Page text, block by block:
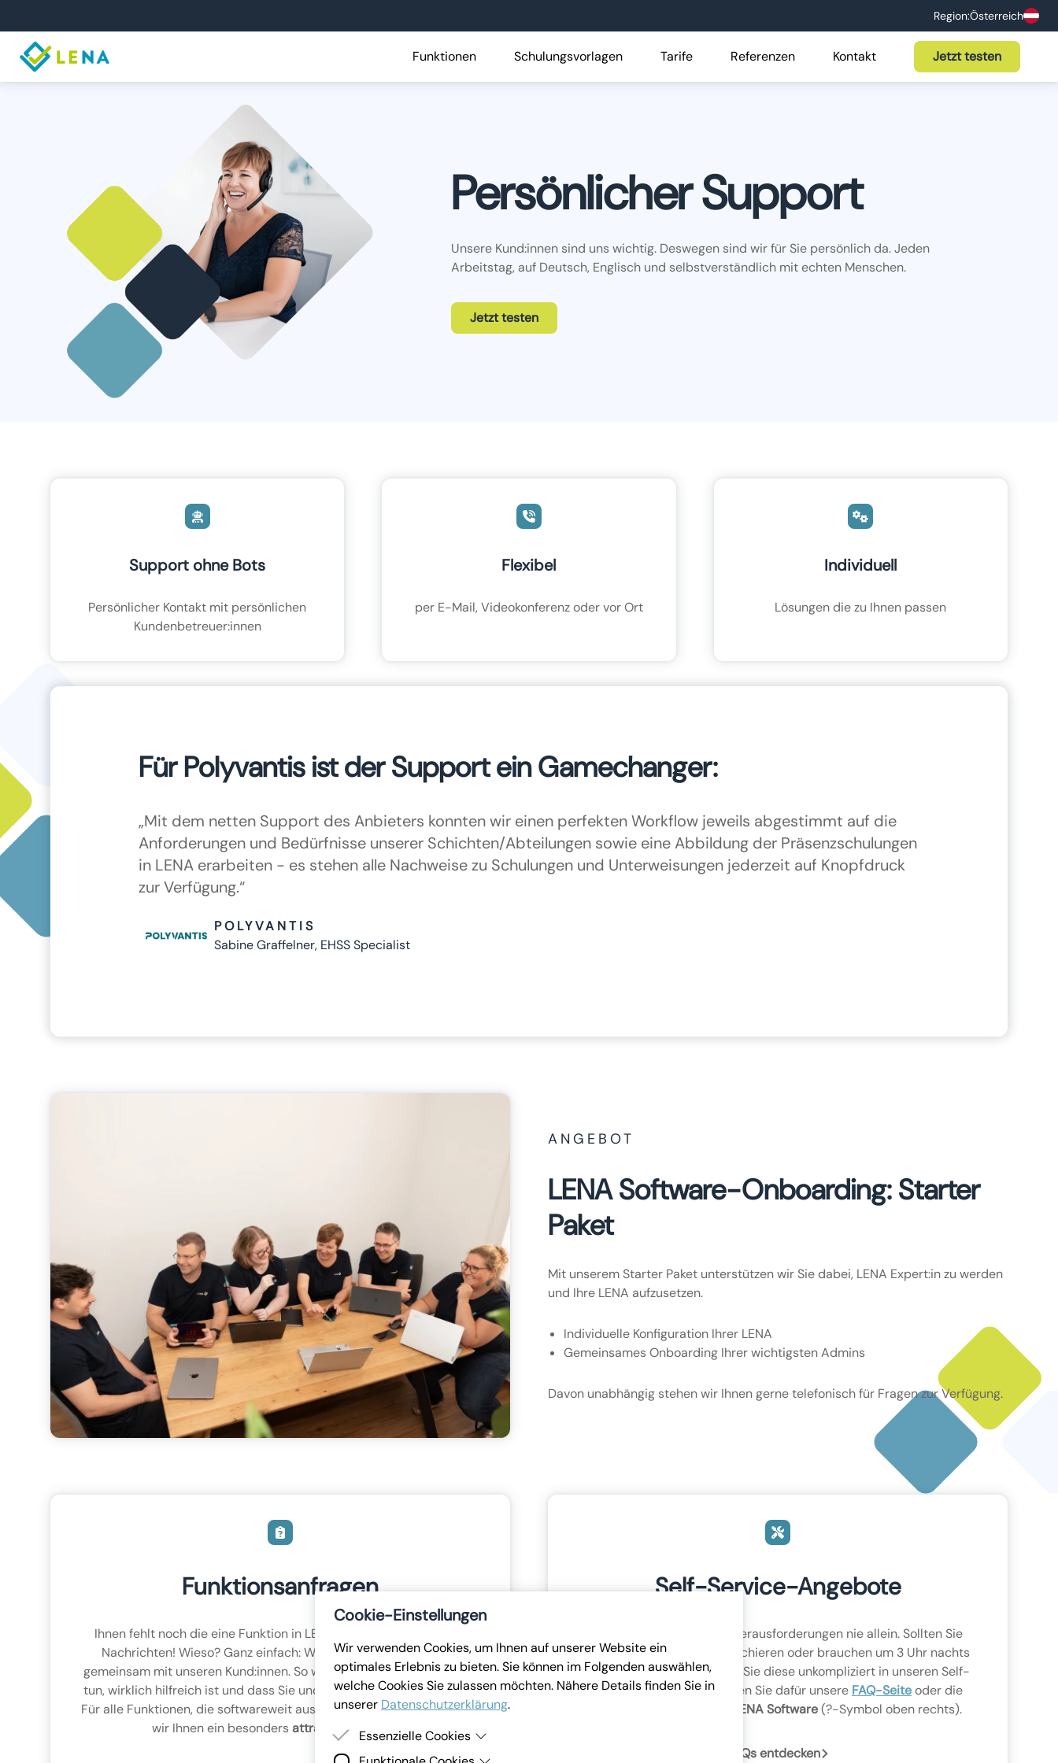
Region:Österreich
Funktionen Schulungsvorlagen Tarife Referenzen Kontakt Jetzt testen
Persönlicher Support
Unsere Kund:innen sind uns wichtig. Deswegen sind wir für Sie persönlich da. Jeden
Arbeitstag, auf Deutsch, Englisch und selbstverständlich mit echten Menschen.
Jetzt testen
Support ohne Bots
Persönlicher Kontakt mit persönlichen
Kundenbetreuer:innen
Flexibel
per E-Mail, Videokonferenz oder vor Ort
Individuell
Lösungen die zu Ihnen passen
Für Polyvantis ist der Support ein Gamechanger:
„Mit dem netten Support des Anbieters konnten wir einen perfekten Workflow jeweils abgestimmt auf die
Anforderungen und Bedürfnisse unserer Schichten/Abteilungen sowie eine Abbildung der Präsenzschulungen
in LENA erarbeiten - es stehen alle Nachweise zu Schulungen und Unterweisungen jederzeit auf Knopfdruck
zur Verfügung.“
POLYVANTIS
Sabine Graffelner, EHSS Specialist
ANGEBOT
LENA Software-Onboarding: Starter
Paket
Mit unserem Starter Paket unterstützen wir Sie dabei, LENA Expert:in zu werden
und Ihre LENA aufzusetzen.
Individuelle Konfiguration Ihrer LENA
Gemeinsames Onboarding Ihrer wichtigsten Admins
Davon unabhängig stehen wir Ihnen gerne telefonisch für Fragen zur Verfügung.
Funktionsanfragen
Ihnen fehlt noch die eine Funktion in LENA? Das sind wundervolle
Nachrichten! Wieso? Ganz einfach: Wir entwickeln am liebsten
gemeinsam mit unseren Kund:innen. So wissen wir, dass das, was wir
tun, wirklich hilfreich ist und dass Sie und Ihr Team davon profitieren.
Für alle Funktionen, die softwareweit ausgerollt werden können, legen
wir Ihnen ein besondersattraktives Angebot
Self-Service-Angebote
Wir lassen Sie mit Ihren Herausforderungen nie allein. Sollten Sie
jedoch lieber selbst recherchieren oder brauchen um 3 Uhr nachts
sofort eine Antwort, finden Sie diese unkompliziert in unseren Self-
Service-Angeboten. Nutzen Sie dafür unsere FAQ-Seiteoder die
Hilfetexte innerhalb der LENA Software(?-Symbol oben rechts).
FAQs entdecken
Cookie-Einstellungen
Wir verwenden Cookies, um Ihnen auf unserer Website ein
optimales Erlebnis zu bieten. Sie können im Folgenden auswählen,
welche Cookies Sie zulassen möchten. Nähere Details finden Sie in
unserer Datenschutzerklärung.
Essenzielle Cookies